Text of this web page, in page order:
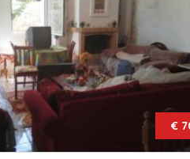
€ 700000